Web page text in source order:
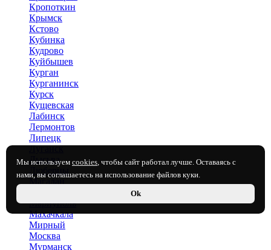
Мы используем cookies, чтобы сайт работал лучше. Оставаясь с
нами, вы соглашаетесь на использование файлов куки.
Ok
Кропоткин
Крымск
Кстово
Кубинка
Кудрово
Куйбышев
Курган
Курганинск
Курск
Кущевская
Лабинск
Лермонтов
Липецк
Луганск
Лысьва
Магадан
Мариуполь
Махачкала
Мирный
Москва
Мурманск